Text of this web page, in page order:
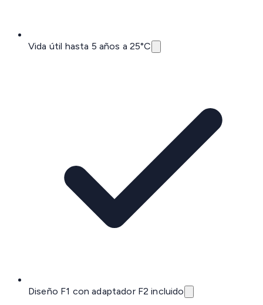
Vida útil hasta 5 años a 25°C
Diseño F1 con adaptador F2 incluido